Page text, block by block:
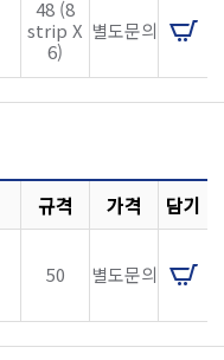
48 (8
strip X
6)
별도문의
규격 가격 담기
50 별도문의